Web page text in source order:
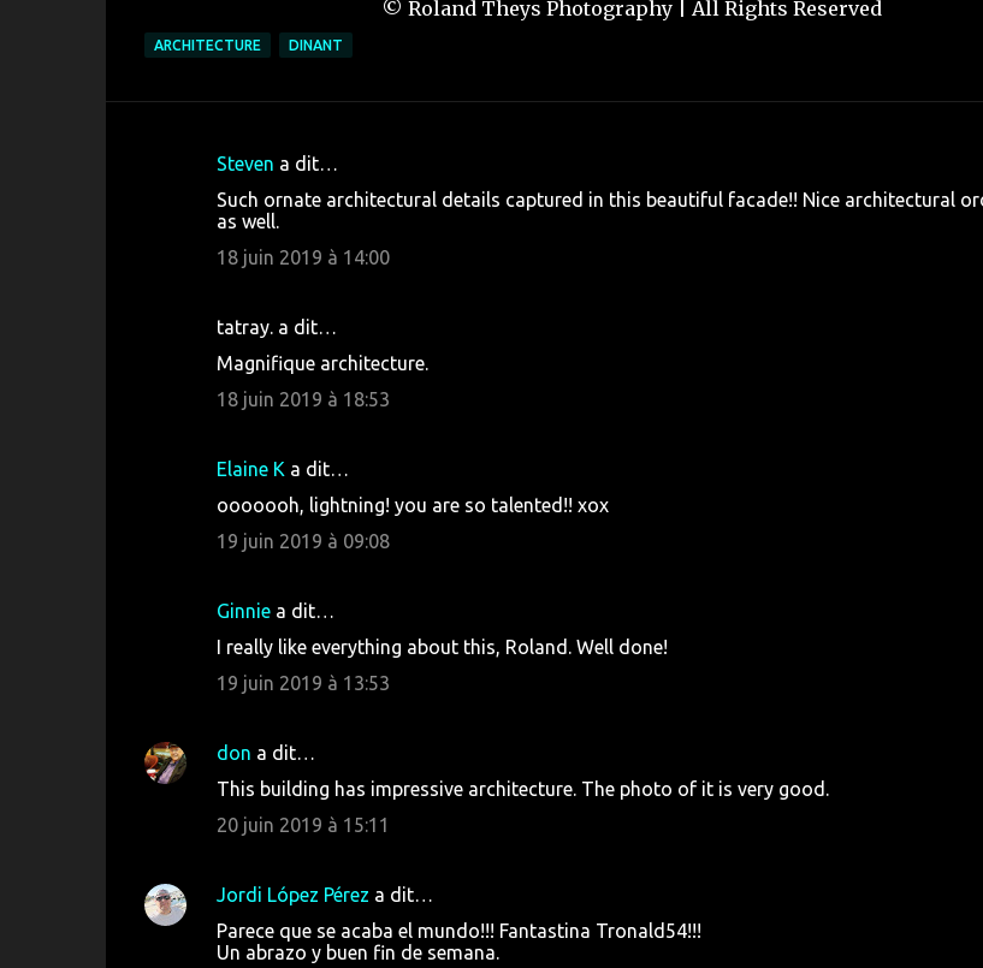
© Roland Theys Photography | All Rights Reserved
ARCHITECTURE DINANT
Steven a dit…
Such ornate architectural details captured in this beautiful facade!! Nice architectural
as well.
18 juin 2019 à 14:00
tatray. a dit…
Magnifique architecture.
18 juin 2019 à 18:53
Elaine K a dit…
ooooooh, lightning! you are so talented!! xox
19 juin 2019 à 09:08
Ginniea dit…
I really like everything about this, Roland. Well done!
19 juin 2019 à 13:53
don a dit…
This building has impressive architecture. The photo of it is very good.
20 juin 2019 à 15:11
Jordi López Pérez a dit…
Parece que se acaba el mundo!!! Fantastina Tronald54!!!
Un abrazo y buen fin de semana.